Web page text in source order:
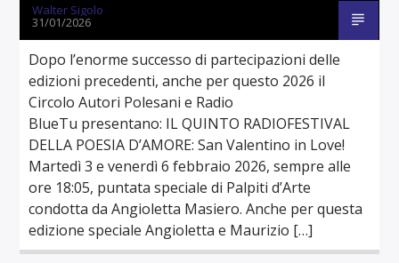
Walter Sigolo
31/01/2026
Dopo l’enorme successo di partecipazioni delle
edizioni precedenti, anche per questo 2026 il
Circolo Autori Polesani e Radio
BlueTu presentano: IL QUINTO RADIOFESTIVAL
DELLA POESIA D’AMORE: San Valentino in Love!
Martedì 3 e venerdì 6 febbraio 2026, sempre alle
ore 18:05, puntata speciale di Palpiti d’Arte
condotta da Angioletta Masiero. Anche per questa
edizione speciale Angioletta e Maurizio […]